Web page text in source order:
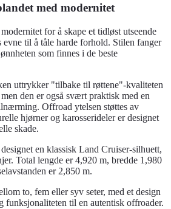
med modernitet
for å skape et tidløst utseende
til å tåle harde forhold. Stilen fanger
som finnes i de beste
uttrykker "tilbake til røttene"-kvaliteten
den er også svært praktisk med en
Offroad ytelsen støttes av
hjørner og karosserideler er designet
skade.
en klassisk Land Cruiser-silhuett,
Total lengde er 4,920 m, bredde 1,980
er 2,850 m.
to, fem eller syv seter, med et design
funksjonaliteten til en autentisk offroader.